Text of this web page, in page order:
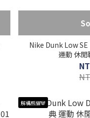
Nike Dunk Low SE
運動 休
解構熊貓🐼